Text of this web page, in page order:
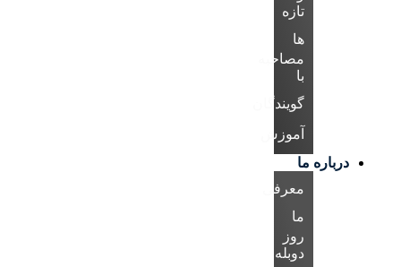
مصاحبه
گویندگان
آموزش
درباره ما
معرفی